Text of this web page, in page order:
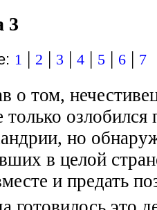
3
1 | 2 | 3 | 4| 5| 6| 7
о том,
только
но
в целой
и предать